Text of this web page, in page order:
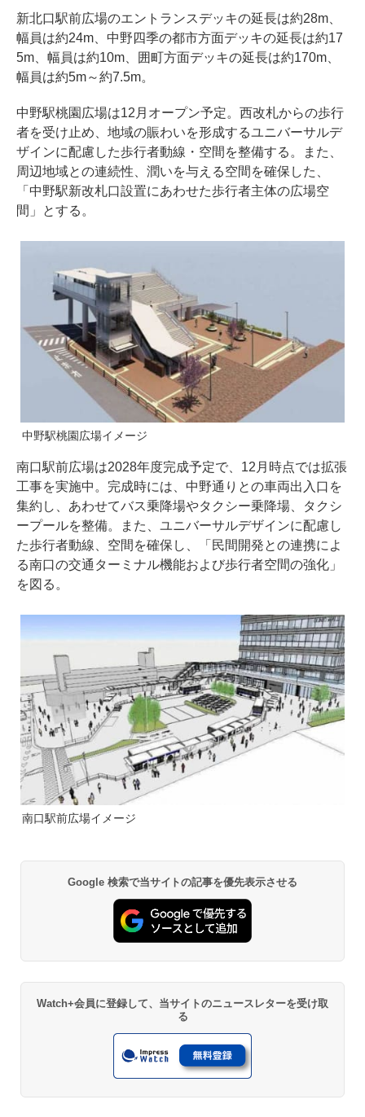
新北口駅前広場のエントランスデッキの延長は約28m、
幅員は約24m、中野四季の都市方面デッキの延長は約17
5m、幅員は約10m、囲町方面デッキの延長は約170m、
幅員は約5m～約7.5m。
中野駅桃園広場は12月オープン予定。西改札からの歩行
者を受け止め、地域の賑わいを形成するユニバーサルデ
ザインに配慮した歩行者動線・空間を整備する。また、
周辺地域との連続性、潤いを与える空間を確保した、
「中野駅新改札口設置にあわせた歩行者主体の広場空
間」とする。
中野駅桃園広場イメージ
南口駅前広場は2028年度完成予定で、12月時点では拡張
工事を実施中。完成時には、中野通りとの車両出入口を
集約し、あわせてバス乗降場やタクシー乗降場、タクシ
ープールを整備。また、ユニバーサルデザインに配慮し
た歩行者動線、空間を確保し、「民間開発との連携によ
る南口の交通ターミナル機能および歩行者空間の強化」
を図る。
南口駅前広場イメージ
Google 検索で当サイトの記事を優先表示させる
Watch+会員に登録して、当サイトのニュースレターを受け取
る